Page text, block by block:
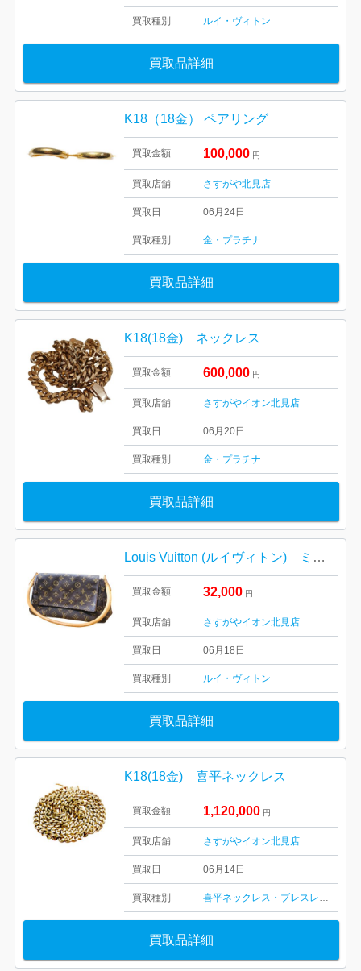
買取種別 ルイ・ヴィトン
買取品詳細
K18（18金） ペアリング
買取金額 100,000 円
買取店舗 さすがや北見店
買取日 06月24日
買取種別 金・プラチナ
買取品詳細
K18(18金) ネックレス
買取金額 600,000 円
買取店舗 さすがやイオン北見店
買取日 06月20日
買取種別 金・プラチナ
買取品詳細
Louis Vuitton (ルイヴィトン) ミニ・ルーピング ショルダーバッグ
買取金額 32,000 円
買取店舗 さすがやイオン北見店
買取日 06月18日
買取種別 ルイ・ヴィトン
買取品詳細
K18(18金) 喜平ネックレス
買取金額 1,120,000 円
買取店舗 さすがやイオン北見店
買取日 06月14日
買取種別 喜平ネックレス・ブレスレット
買取品詳細